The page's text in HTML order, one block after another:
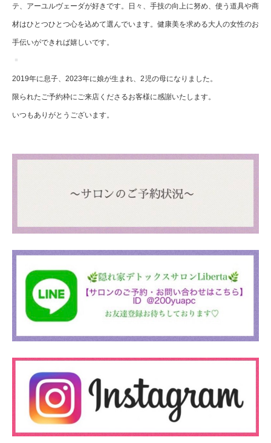
テ、アーユルヴェーダが好きです。日々、手技の向上に努め、使う道具や商
材はひとつひとつ心を込めて選んでいます。健康美を求める大人の女性のお
手伝いができれば嬉しいです。
2019年に息子、2023年に娘が生まれ、2児の母になりました。
限られたご予約枠にご来店くださるお客様に感謝いたします。
いつもありがとうございます。